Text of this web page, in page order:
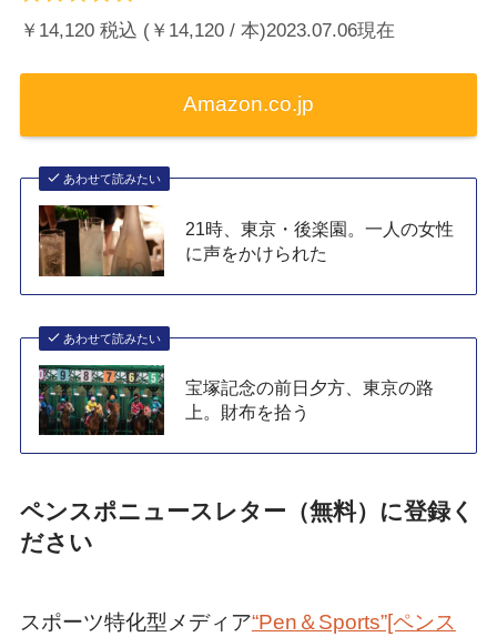
￥14,120 税込 (￥14,120 / 本)2023.07.06現在
Amazon.co.jp
あわせて読みたい
21時、東京・後楽園。一人の女性
に声をかけられた
あわせて読みたい
宝塚記念の前日夕方、東京の路
上。財布を拾う
ペンスポニュースレター（無料）に登録く
ださい
スポーツ特化型メディア“Pen＆Sports”[ペンス